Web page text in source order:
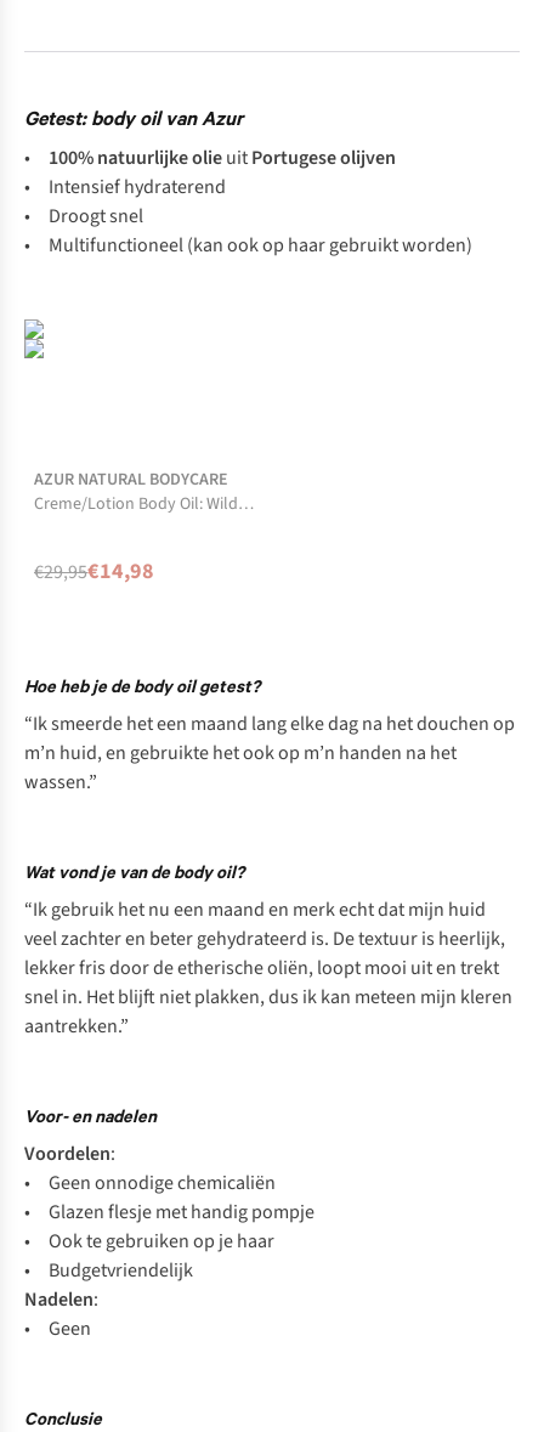
Getest: body oil van Azur
• 100% natuurlijke olieuitPortugese olijven
• Intensief hydraterend
• Droogt snel
• Multifunctioneel (kan ook op haar gebruikt worden)
Niet op voorraad
AZUR NATURAL BODYCARE
Creme/Lotion Body Oil: Wild
€29,95€14,98
Hoe heb je de body oil getest?
“Ik smeerde het een maand lang elke dag na het douchen op
m’n huid, en gebruikte het ook op m’n handen na het
wassen.”
Wat vond je van de body oil?
“Ik gebruik het nu een maand en merk echt dat mijn huid
veel zachter en beter gehydrateerd is. De textuur is heerlijk,
lekker fris door de etherische oliën, loopt mooi uit en trekt
snel in. Het blijft niet plakken, dus ik kan meteen mijn kleren
aantrekken.”
Voor- en nadelen
Voordelen:
• Geen onnodige chemicaliën
• Glazen flesje met handig pompje
• Ook te gebruiken op je haar
• Budgetvriendelijk
Nadelen:
• Geen
Conclusie